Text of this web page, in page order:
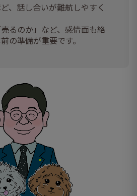
、話し合いが難航しやすく
売るのか」など、感情面も絡
の準備が重要です。